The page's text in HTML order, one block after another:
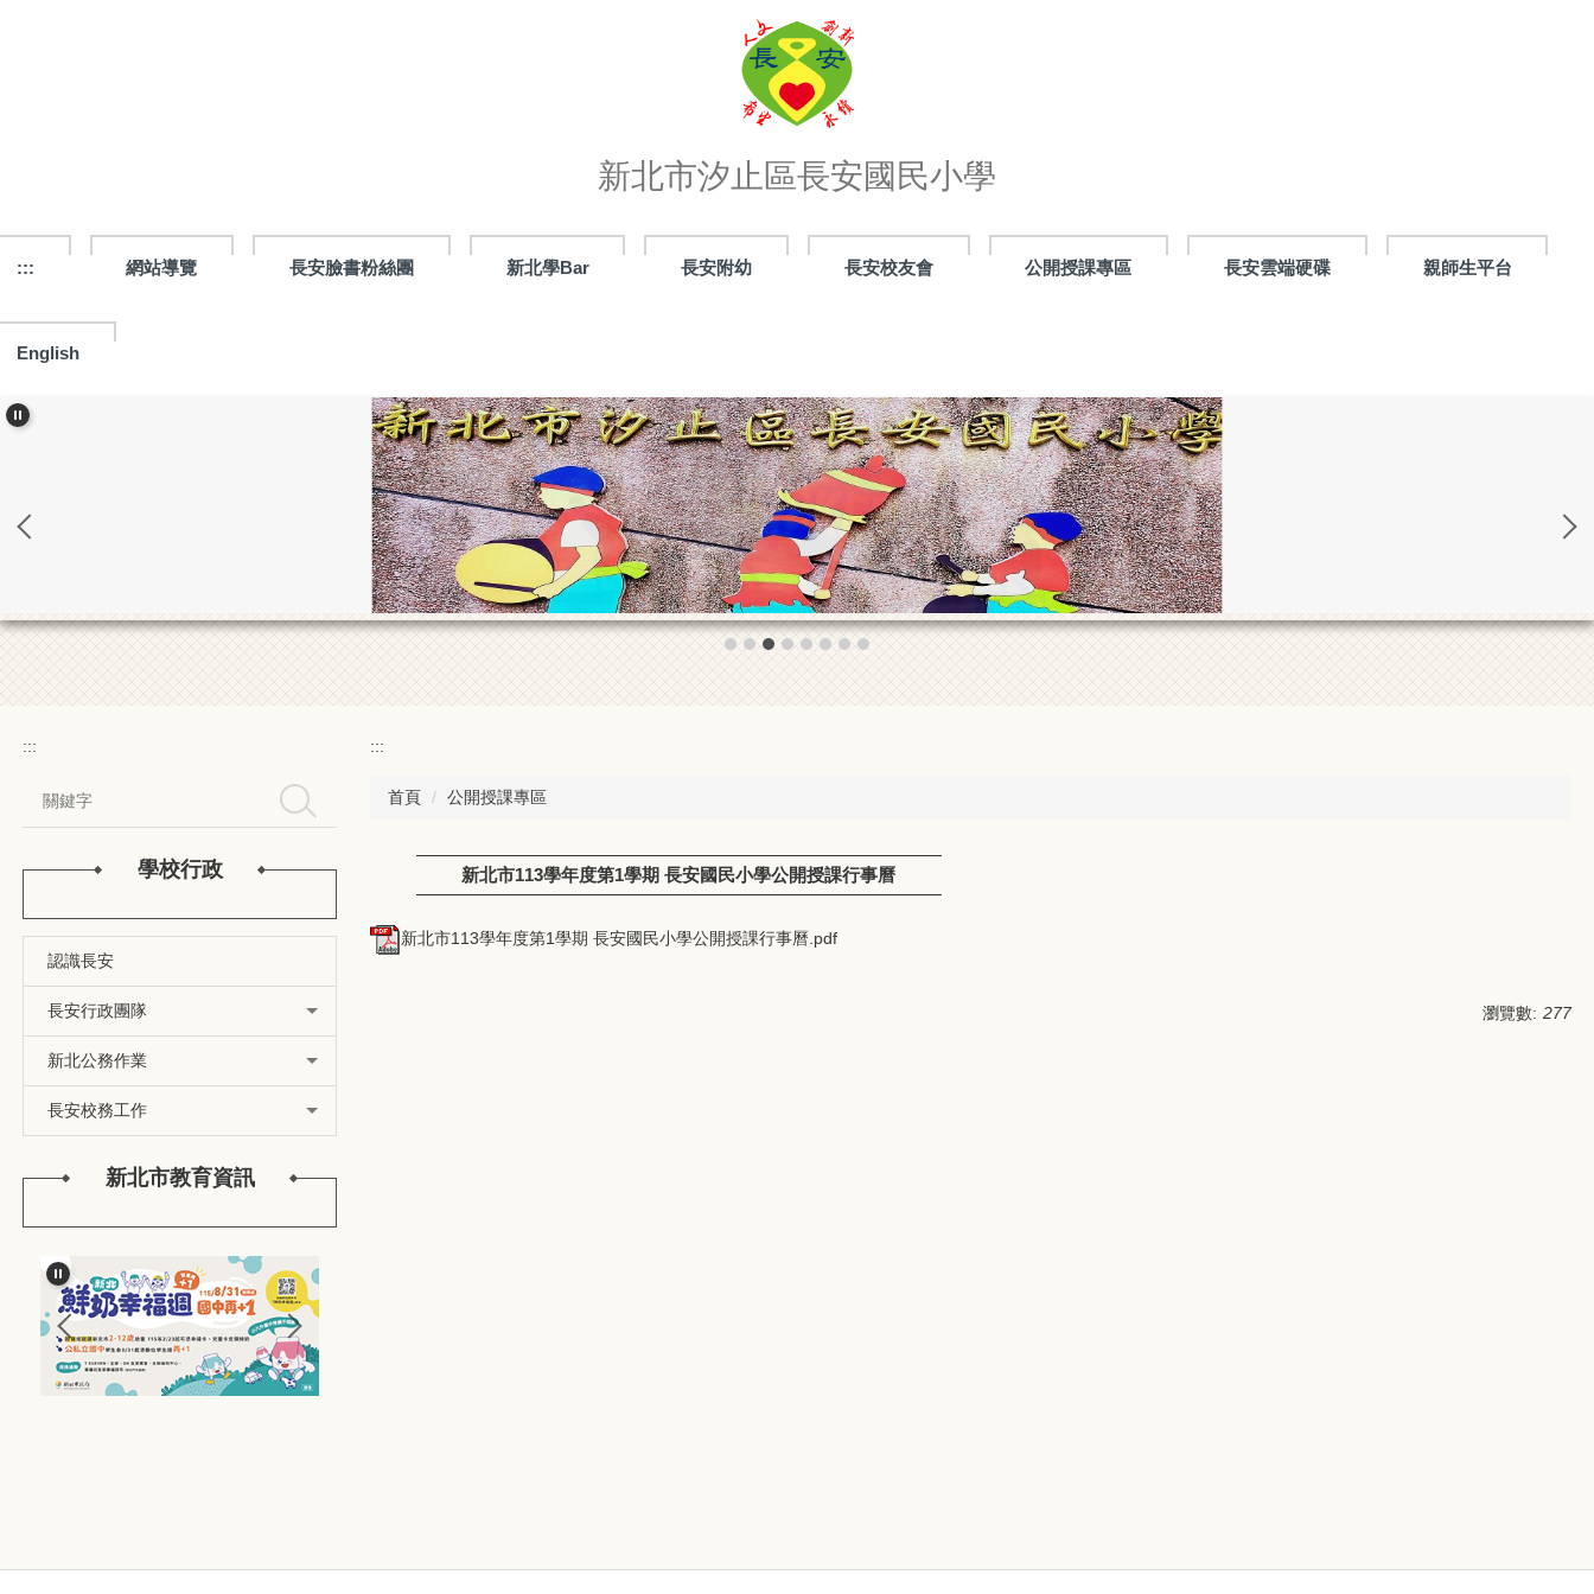
新北市汐止區長安國民小學
::: 網站導覽 長安臉書粉絲團 新北學Bar 長安附幼 長安校友會 公開授課專區 長安雲端硬碟 親師生平台
English
:::
搜尋
學校行政
認識長安
長安行政團隊
新北公務作業
長安校務工作
新北市教育資訊
:::
首頁 公開授課專區
新北市113學年度第1學期 長安國民小學公開授課行事曆
新北市113學年度第1學期 長安國民小學公開授課行事曆.pdf
瀏覽數: 277